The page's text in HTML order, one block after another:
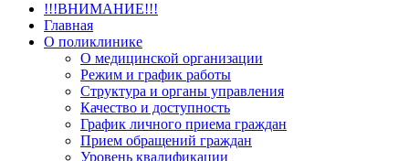
!!!ВНИМАНИЕ!!!
Главная
О поликлинике
О медицинской организации
Режим и график работы
Структура и органы управления
Качество и доступность
График личного приема граждан
Прием обращений граждан
Уровень квалификации